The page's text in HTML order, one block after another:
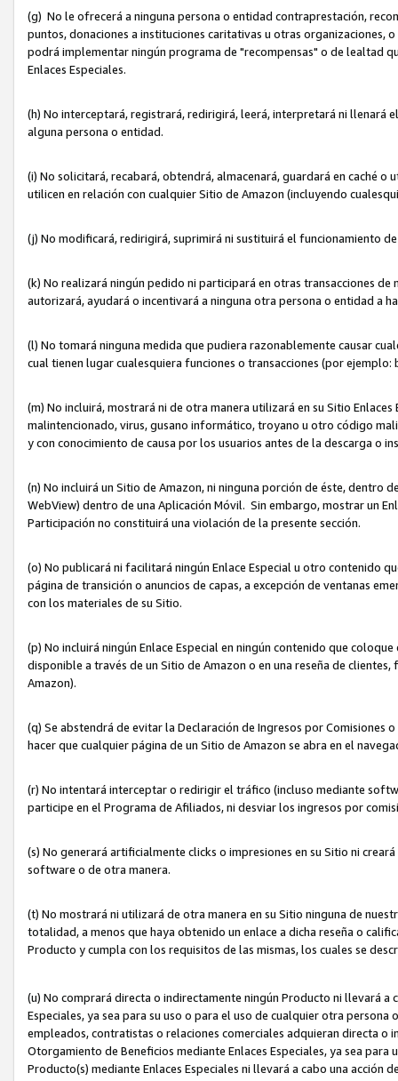
(g) No le ofrecerá a ninguna persona o entidad contraprestación,
puntos, donaciones a instituciones caritativas u otras organizaciones,
podrá implementar ningún programa de "recompensas" o de lealtad
Enlaces Especiales.
(h) No interceptará, registrará, redirigirá, leerá, interpretará ni
alguna persona o entidad.
(i) No solicitará, recabará, obtendrá, almacenará, guardará en caché
utilicen en relación con cualquier Sitio de Amazon (incluyendo
(j) No modificará, redirigirá, suprimirá ni sustituirá el funcionamiento
(k) No realizará ningún pedido ni participará en otras transacciones
autorizará, ayudará o incentivará a ninguna otra persona o entidad a
(l) No tomará ninguna medida que pudiera razonablemente causar
cual tienen lugar cualesquiera funciones o transacciones (por
(m) No incluirá, mostrará ni de otra manera utilizará en su Sitio
malintencionado, virus, gusano informático, troyano u otro código
y con conocimiento de causa por los usuarios antes de la descarga
(n) No incluirá un Sitio de Amazon, ni ninguna porción de éste,
WebView) dentro de una Aplicación Móvil. Sin embargo, mostrar un
Participación no constituirá una violación de la presente sección.
(o) No publicará ni facilitará ningún Enlace Especial u otro contenido
página de transición o anuncios de capas, a excepción de ventanas
con los materiales de su Sitio.
(p) No incluirá ningún Enlace Especial en ningún contenido que
disponible a través de un Sitio de Amazon o en una reseña de
Amazon).
(q) Se abstendrá de evitar la Declaración de Ingresos por
hacer que cualquier página de un Sitio de Amazon se abra en el
(r) No intentará interceptar o redirigir el tráfico (incluso mediante
participe en el Programa de Afiliados, ni desviar los ingresos por
(s) No generará artificialmente clicks o impresiones en su Sitio ni
software o de otra manera.
(t) No mostrará ni utilizará de otra manera en su Sitio ninguna de
totalidad, a menos que haya obtenido un enlace a dicha reseña o
Producto y cumpla con los requisitos de las mismas, los cuales se
(u) No comprará directa o indirectamente ningún Producto ni llevará a
Especiales, ya sea para su uso o para el uso de cualquier otra
empleados, contratistas o relaciones comerciales adquieran directa o
Otorgamiento de Beneficios mediante Enlaces Especiales, ya sea
Producto(s) mediante Enlaces Especiales ni llevará a cabo una